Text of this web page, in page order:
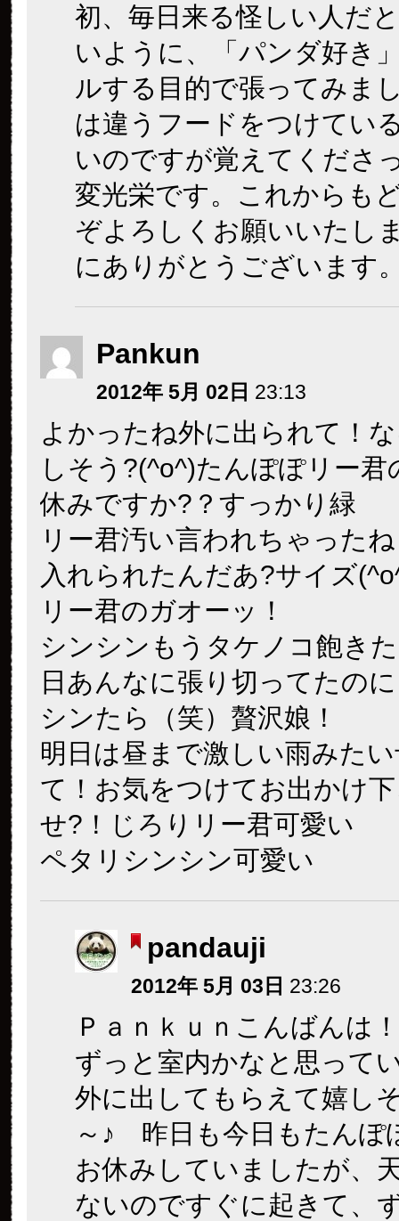
初、毎日来る怪しい人だ
いように、「パンダ好き
ルする目的で張ってみま
は違うフードをつけてい
いのですが覚えてくださ
変光栄です。これからも
ぞよろしくお願いいたし
にありがとうございます
Pankun
2012年 5月 02日 23:13
よかったね外に出られて！
しそう?(^o^)たんぽぽリー君
休みですか?？すっかり緑
リー君汚い言われちゃった
入れられたんだあ?サイズ
リー君のガオーッ！
シンシンもうタケノコ飽き
日あんなに張り切ってたの
シンたら（笑）贅沢娘！
明日は昼まで激しい雨みた
て！お気をつけてお出かけ
せ?！じろりリー君可愛い
ペタリシンシン可愛い
pandauji
2012年 5月 03日 23:26
Ｐａｎｋｕｎこんばんは
ずっと室内かなと思って
外に出してもらえて嬉し
～♪ 昨日も今日もたんぽ
お休みしていましたが、
ないのですぐに起きて、